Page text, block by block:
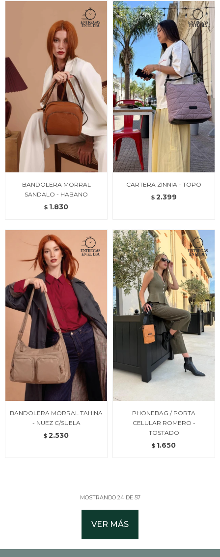
BANDOLERA MORRAL
SANDALO - HABANO
$ 1.830
CARTERA ZINNIA - TOPO
$ 2.399
BANDOLERA MORRAL TAHINA
- NUEZ C/SUELA
$ 2.530
PHONEBAG / PORTA
CELULAR ROMERO -
TOSTADO
$ 1.650
MOSTRANDO 24DE 57
VER MÁS